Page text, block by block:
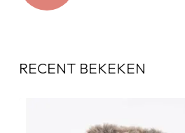
RECENT BEKEKEN